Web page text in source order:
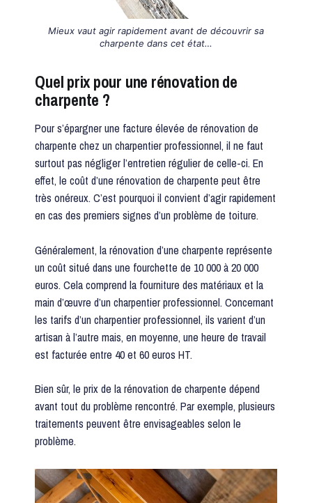
Mieux vaut agir rapidement avant de découvrir sa
charpente dans cet état…
Quel prix pour une rénovation de
charpente ?
Pour s’épargner une facture élevée de rénovation de
charpente chez un charpentier professionnel, il ne faut
surtout pas négliger l’entretien régulier de celle-ci. En
effet, le coût d’une rénovation de charpente peut être
très onéreux. C’est pourquoi il convient d’agir rapidement
en cas des premiers signes d’un problème de toiture.
Généralement, la rénovation d’une charpente représente
un coût situé dans une fourchette de 10 000 à 20 000
euros. Cela comprend la fourniture des matériaux et la
main d’œuvre d’un charpentier professionnel. Concernant
les tarifs d’un charpentier professionnel, ils varient d’un
artisan à l’autre mais, en moyenne, une heure de travail
est facturée entre 40 et 60 euros HT.
Bien sûr, le prix de la rénovation de charpente dépend
avant tout du problème rencontré. Par exemple, plusieurs
traitements peuvent être envisageables selon le
problème.